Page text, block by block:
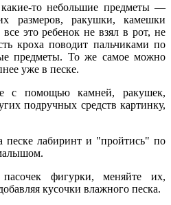
то небольшие предметы —
размеров, ракушки, камешки
это ребенок не взял в рот, не
кроха поводит пальчиками по
предметы. То же самое можно
уже в песке.
с помощью камней, ракушек,
подручных средств картинку,
лабиринт и "пройтись" по
фигурки, меняйте их,
кусочки влажного песка.